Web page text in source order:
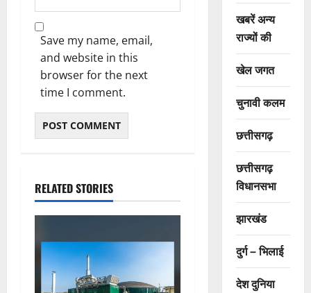
Save my name, email,
and website in this
browser for the next
time I comment.
RELATED STORIES
खबरें अन्य
राज्यों की
खेल जगत
चुनावी कलम
छत्तीसगढ़
छत्तीसगढ़
विधानसभा
झारखंड
दुर्ग – भिलाई
देश दुनिया